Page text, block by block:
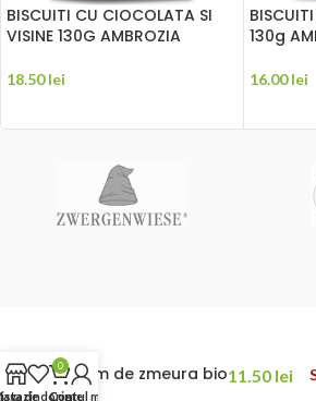
BISCUITI CU CIOCOLATA SI
VISINE 130G AMBROZIA
18.50lei
130g
16.00lei
Gem de zmeura bio11.50 lei
de dorințe
0
Coș
Contul meu